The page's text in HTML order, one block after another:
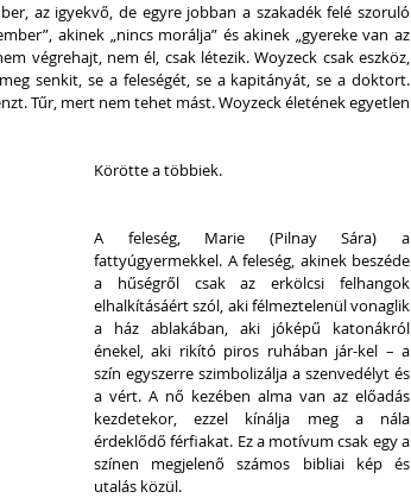
az igyekvő, de egyre jobban a szakadék felé szoruló
akinek „nincs morálja” és akinek „gyereke van az
végrehajt, nem él, csak létezik. Woyzeck csak eszköz,
senkit, se a feleségét, se a kapitányát, se a doktort.
Tűr, mert nem tehet mást. Woyzeck életének egyetlen
Körötte a többiek.
A feleség, Marie (Pilnay Sára) a
fattyúgyermekkel. A feleség, akinek beszéde
a hűségről csak az erkölcsi felhangok
elhalkításáért szól, aki félmeztelenül vonaglik
a ház ablakában, aki jóképű katonákról
énekel, aki rikító piros ruhában jár-kel – a
szín egyszerre szimbolizálja a szenvedélyt és
a vért. A nő kezében alma van az előadás
kezdetekor, ezzel kínálja meg a nála
érdeklődő férfiakat. Ez a motívum csak egy a
színen megjelenő számos bibliai kép és
utalás közül.